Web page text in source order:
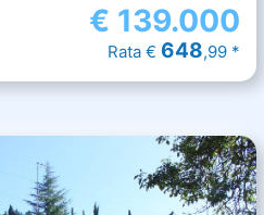
€ 139.000
Rata € 648,99 *